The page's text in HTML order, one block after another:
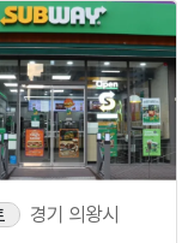
경기 의왕시